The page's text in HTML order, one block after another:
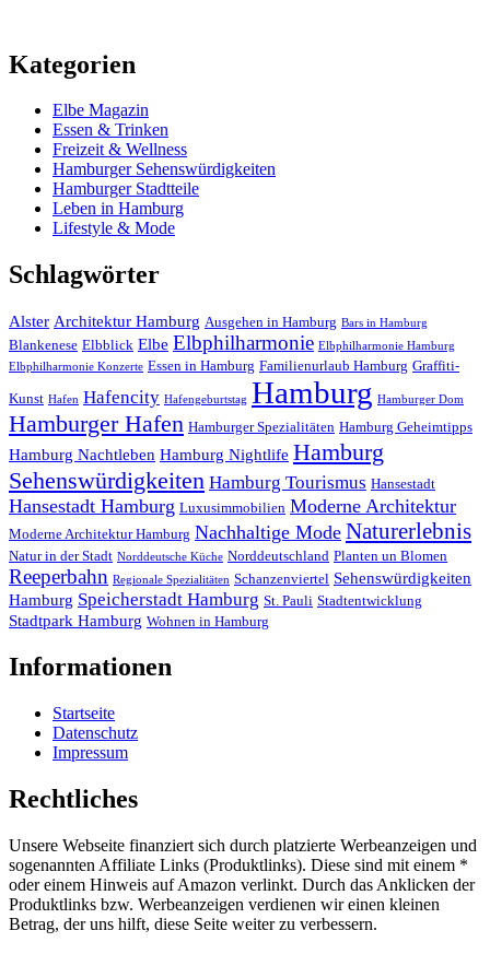
Kategorien
Elbe Magazin
Essen & Trinken
Freizeit & Wellness
Hamburger Sehenswürdigkeiten
Hamburger Stadtteile
Leben in Hamburg
Lifestyle & Mode
Schlagwörter
Alster Architektur Hamburg Ausgehen in Hamburg Bars in Hamburg
Blankenese Elbblick Elbe Elbphilharmonie Elbphilharmonie Hamburg
Elbphilharmonie Konzerte Essen in Hamburg Familienurlaub Hamburg Graffiti-
Kunst Hafen Hafencity Hafengeburtstag Hamburg Hamburger Dom
Hamburger Hafen Hamburger Spezialitäten Hamburg Geheimtipps
Hamburg Nachtleben Hamburg Nightlife Hamburg
Sehenswürdigkeiten Hamburg Tourismus Hansestadt
Hansestadt Hamburg Luxusimmobilien Moderne Architektur
Moderne Architektur Hamburg Nachhaltige Mode Naturerlebnis
Natur in der Stadt Norddeutsche Küche Norddeutschland Planten un Blomen
Reeperbahn Regionale Spezialitäten Schanzenviertel Sehenswürdigkeiten
Hamburg Speicherstadt Hamburg St. Pauli Stadtentwicklung
Stadtpark Hamburg Wohnen in Hamburg
Informationen
Startseite
Datenschutz
Impressum
Rechtliches
Unsere Webseite finanziert sich durch platzierte Werbeanzeigen und
sogenannten Affiliate Links (Produktlinks). Diese sind mit einem *
oder einem Hinweis auf Amazon verlinkt. Durch das Anklicken der
Produktlinks bzw. Werbeanzeigen verdienen wir einen kleinen
Betrag, der uns hilft, diese Seite weiter zu verbessern.